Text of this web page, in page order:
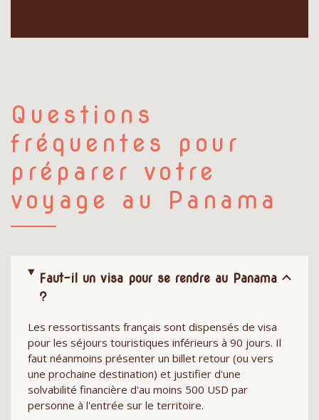
Questions
fréquentes pour
préparer votre
voyage au Panama
Faut-il un visa pour se rendre au Panama
?
Les ressortissants français sont dispensés de visa
pour les séjours touristiques inférieurs à 90 jours. Il
faut néanmoins présenter un billet retour (ou vers
une prochaine destination) et justifier d'une
solvabilité financière d'au moins 500 USD par
personne à l'entrée sur le territoire.